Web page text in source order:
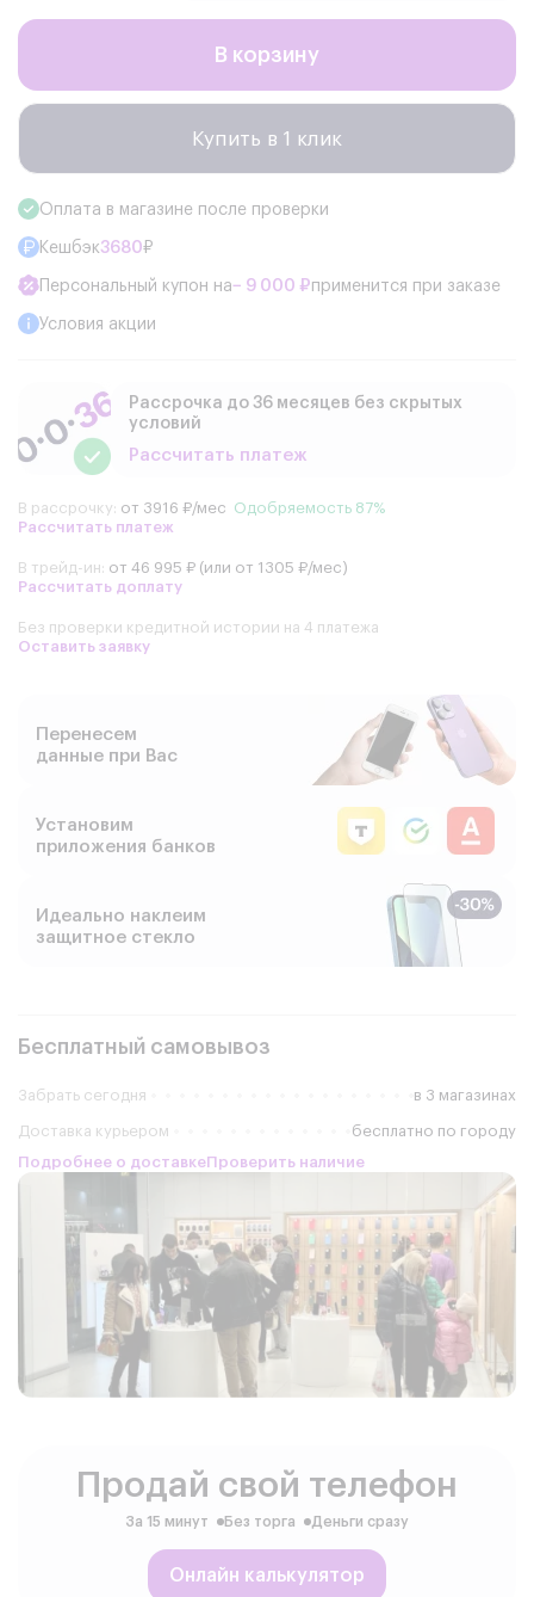
В корзину
Купить в 1 клик
Оплата в магазине после проверки
Кешбэк3680₽
Персональный купон на− 9 000 ₽применится при заказе
Условия акции
Рассрочка до 36 месяцев без скрытых
условий
Рассчитать платеж
В рассрочку: от 3916 ₽/мес Одобряемость 87%
Рассчитать платеж
В трейд-ин: от 46 995 ₽ (или от 1305 ₽/мес)
Рассчитать доплату
Без проверки кредитной истории на 4 платежа
Оставить заявку
Перенесем
данные при Вас
Установим
приложения банков
Идеально наклеим
защитное стекло
Бесплатный самовывоз
Забрать сегодня в 3 магазинах
Доставка курьером
бесплатно по городу
Подробнее о доставкеПроверить наличие
Продай свой телефон
За 15 минут Без торга Деньги сразу
Онлайн калькулятор